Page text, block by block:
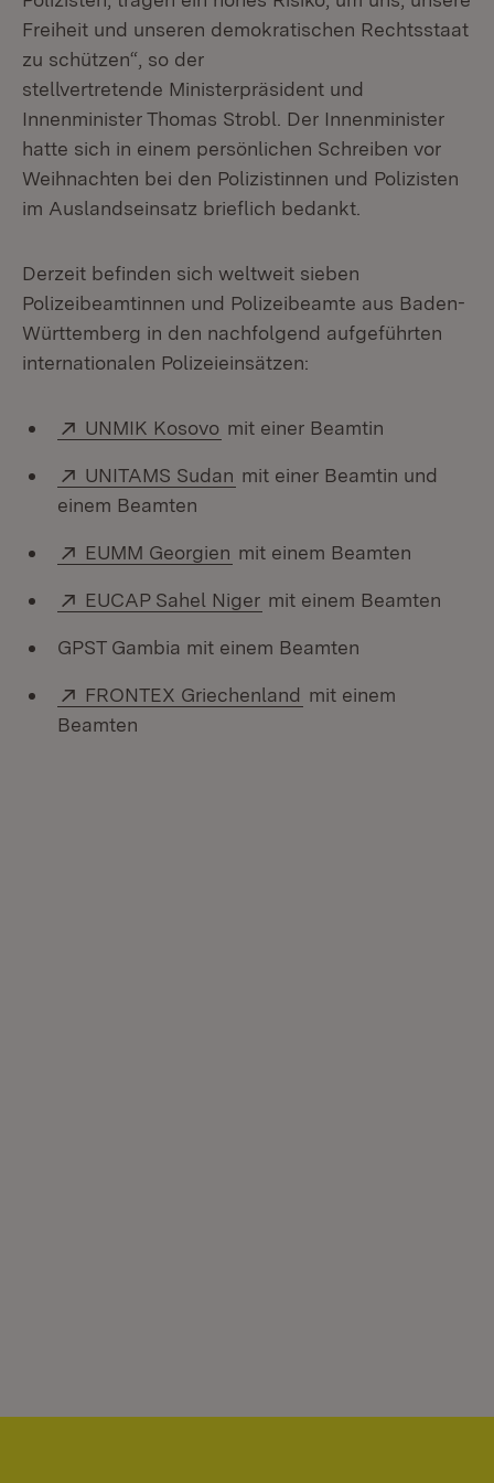
Freiheit und unseren demokratischen Rechtsstaat
zu schützen“, so der
stellvertretende Ministerpräsident und
Innenminister Thomas Strobl. Der Innenminister
hatte sich in einem persönlichen Schreiben vor
Weihnachten bei den Polizistinnen und Polizisten
im Auslandseinsatz brieflich bedankt.
Derzeit befinden sich weltweit sieben
Polizeibeamtinnen und Polizeibeamte aus Baden-
Württemberg in den nachfolgend aufgeführten
internationalen Polizeieinsätzen:
Extern:
UNMIK Kosovo (Öffnet in neuem Fenster)
mit einer Beamtin
Extern:
UNITAMS Sudan (Öffnet in neuem Fenster)
mit einer Beamtin und
einem Beamten
Extern:
EUMM Georgien (Öffnet in neuem Fenster)
mit einem Beamten
Extern:
EUCAP Sahel Niger (Öffnet in neuem Fenster)
mit einem Beamten
GPST Gambia mit einem Beamten
Extern:
FRONTEX Griechenland (Öffnet in neuem
mit einem
Beamten